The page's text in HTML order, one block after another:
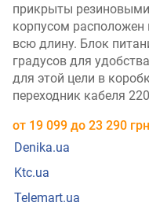
прикрыты
корпусом
всю длину. Блок
градусов для
для этой цели в
переходник кабеля
от 19 099 до 23 290
Denika.ua
Ktc.ua
Telemart.ua